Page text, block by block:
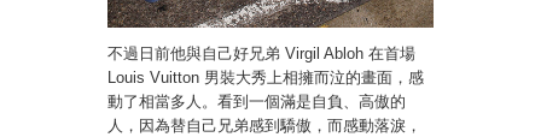
不過日前他與自己好兄弟 Virgil Abloh 在首場
Louis Vuitton 男裝大秀上相擁而泣的畫面，感
動了相當多人。看到一個滿是自負、高傲的
人，因為替自己兄弟感到驕傲，而感動落淚，